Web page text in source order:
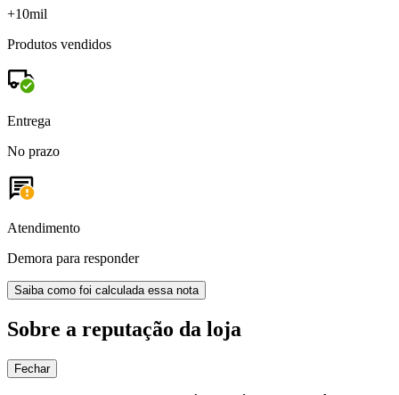
+10mil
Produtos vendidos
Entrega
No prazo
Atendimento
Demora para responder
Saiba como foi calculada essa nota
Sobre a reputação da loja
Fechar